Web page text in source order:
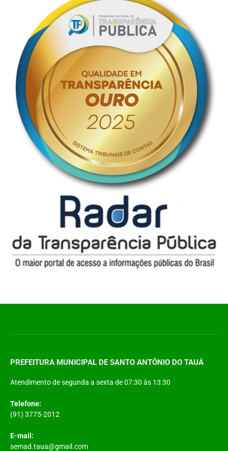
PREFEITURA MUNICIPAL DE SANTO ANTÔNIO DO TAUÁ
Atendimento de segunda a sexta de 07:30 às 13:30
Telefone:
(91) 3775-2012
E-mail:
semad.taua@gmail.com